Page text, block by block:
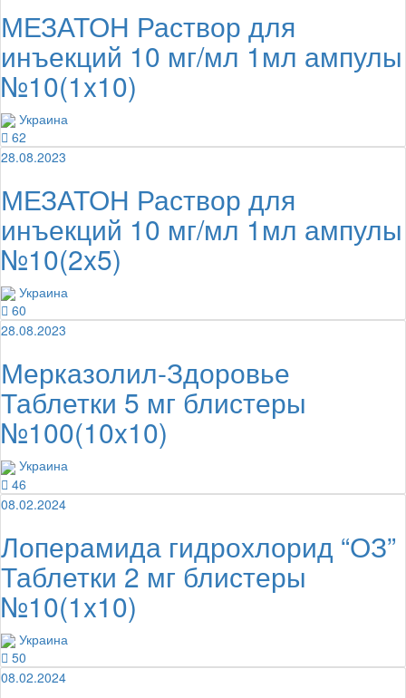
МЕЗАТОН Раствор для
инъекций 10 мг/мл 1мл ампулы
№10(1x10)
Украина
62
28.08.2023
МЕЗАТОН Раствор для
инъекций 10 мг/мл 1мл ампулы
№10(2x5)
Украина
60
28.08.2023
Мерказолил-Здоровье
Таблетки 5 мг блистеры
№100(10x10)
Украина
46
08.02.2024
Лоперамида гидрохлорид “ОЗ”
Таблетки 2 мг блистеры
№10(1x10)
Украина
50
08.02.2024